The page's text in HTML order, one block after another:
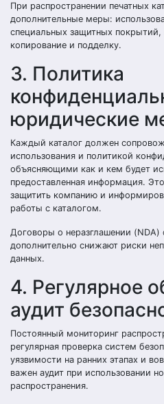
При распространении печатных
дополнительные меры:
специальных защитных
копирование и подделку.
3. Политика
юридические
Каждый каталог должен
использования и политикой
объясняющими как и кем будет
предоставленная информация.
защитить компанию и
работы с каталогом.
Договоры о неразглашении (NDA)
дополнительно снижают риски
данных.
4. Регулярное
аудит
Постоянный мониторинг
регулярная проверка систем
уязвимости на ранних этапах и
важен аудит при использовании
распространения.